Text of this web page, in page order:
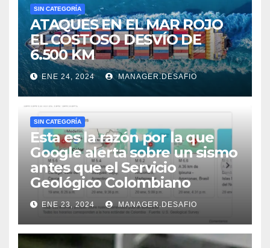
SIN CATEGORÍA
ATAQUES EN EL MAR ROJO
EL COSTOSO DESVÍO DE
6.500 KM
ENE 24, 2024 MANAGER.DESAFIO
SIN CATEGORÍA
Esta es la razón por la que
Google alerta sobre un sismo
antes que el Servicio
Geológico Colombiano
ENE 23, 2024 MANAGER.DESAFIO